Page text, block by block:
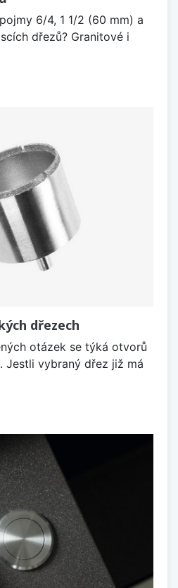
6/4, 1 1/2 (60 mm) a
dřezů? Granitové i
dřezech
otázek se týká otvorů
Jestli vybraný dřez již má